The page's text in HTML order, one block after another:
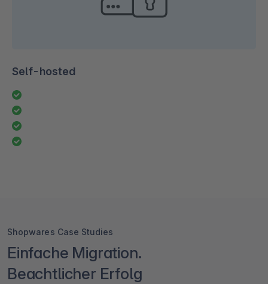
Self-hosted
Shopwares Case Studies
Einfache Migration.
Beachtlicher Erfolg